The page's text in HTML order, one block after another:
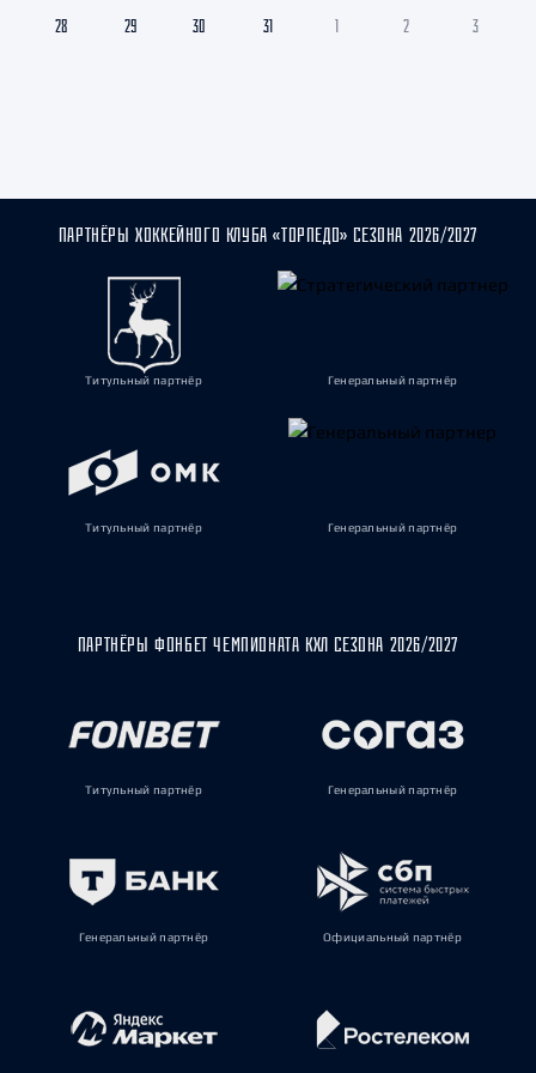
28 29 30 31 1 2 3
ПАРТНЁРЫ ХОККЕЙНОГО КЛУБА «ТОРПЕДО» СЕЗОНА 2026/2027
Титульный партнёр Генеральный партнёр
Титульный партнёр Генеральный партнёр
ПАРТНЁРЫ ФОНБЕТ ЧЕМПИОНАТА КХЛ СЕЗОНА 2026/2027
Титульный партнёр Генеральный партнёр
Генеральный партнёр Официальный партнёр